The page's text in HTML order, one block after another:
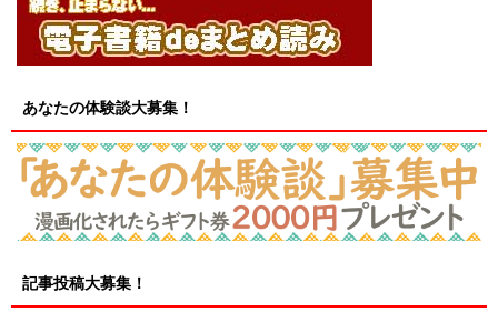
あなたの体験談大募集！
記事投稿大募集！